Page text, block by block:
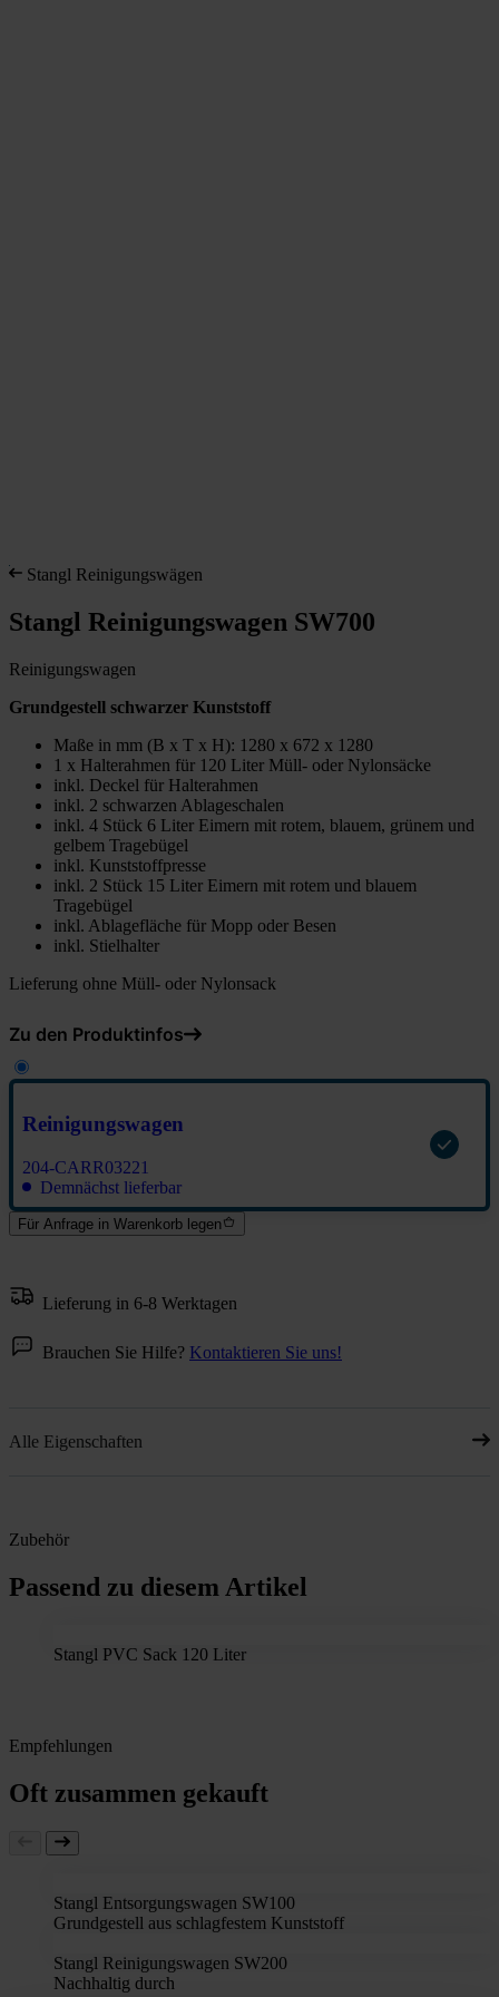
Stangl Reinigungswägen
Stangl Reinigungswagen SW700
Reinigungswagen
Grundgestell schwarzer Kunststoff
Maße in mm (B x T x H): 1280 x 672 x 1280
1 x Halterahmen für 120 Liter Müll- oder Nylonsäcke
inkl. Deckel für Halterahmen
inkl. 2 schwarzen Ablageschalen
inkl. 4 Stück 6 Liter Eimern mit rotem, blauem, grünem und
gelbem Tragebügel
inkl. Kunststoffpresse
inkl. 2 Stück 15 Liter Eimern mit rotem und blauem
Tragebügel
inkl. Ablagefläche für Mopp oder Besen
inkl. Stielhalter
Lieferung ohne Müll- oder Nylonsack
Zu den Produktinfos
Reinigungswagen
204-CARR03221
Demnächst lieferbar
Für Anfrage in Warenkorb legen
Lieferung in 6-8 Werktagen
Brauchen Sie Hilfe? Kontaktieren Sie uns!
Alle Eigenschaften
Zubehör
Passend zu diesem Artikel
Stangl PVC Sack 120 Liter
Empfehlungen
Oft zusammen gekauft
Stangl Entsorgungswagen SW100
Grundgestell aus schlagfestem Kunststoff
Stangl Reinigungswagen SW200
Nachhaltig durch